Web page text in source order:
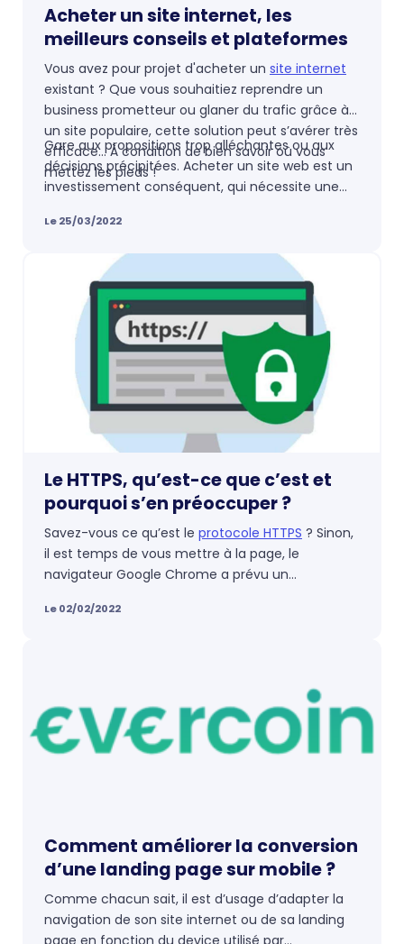
Acheter un site internet, les
meilleurs conseils et plateformes
Le 25/03/2022
Vous avez pour projet d'acheter un site internet
existant ? Que vous souhaitiez reprendre un
business prometteur ou glaner du trafic grâce à
un site populaire, cette solution peut s’avérer très
efficace… À condition de bien savoir où vous
mettez les pieds !
Gare aux propositions trop alléchantes ou aux
décisions précipitées. Acheter un site web est un
investissement conséquent, qui nécessite une
être sûr de dénicher la bonne affaire ? Voici
existant qui devraient vous être utiles.
Le HTTPS, qu’est-ce que c’est et
pourquoi s’en préoccuper ?
Le 02/02/2022
Savez-vous ce qu’est le protocole HTTPS ? Sinon,
il est temps de vous mettre à la page, le
navigateur Google Chrome a prévu un
mettre en place.
Comment améliorer la conversion
d’une landing page sur mobile ?
Comme chacun sait, il est d’usage d’adapter la
navigation de son site internet ou de sa landing